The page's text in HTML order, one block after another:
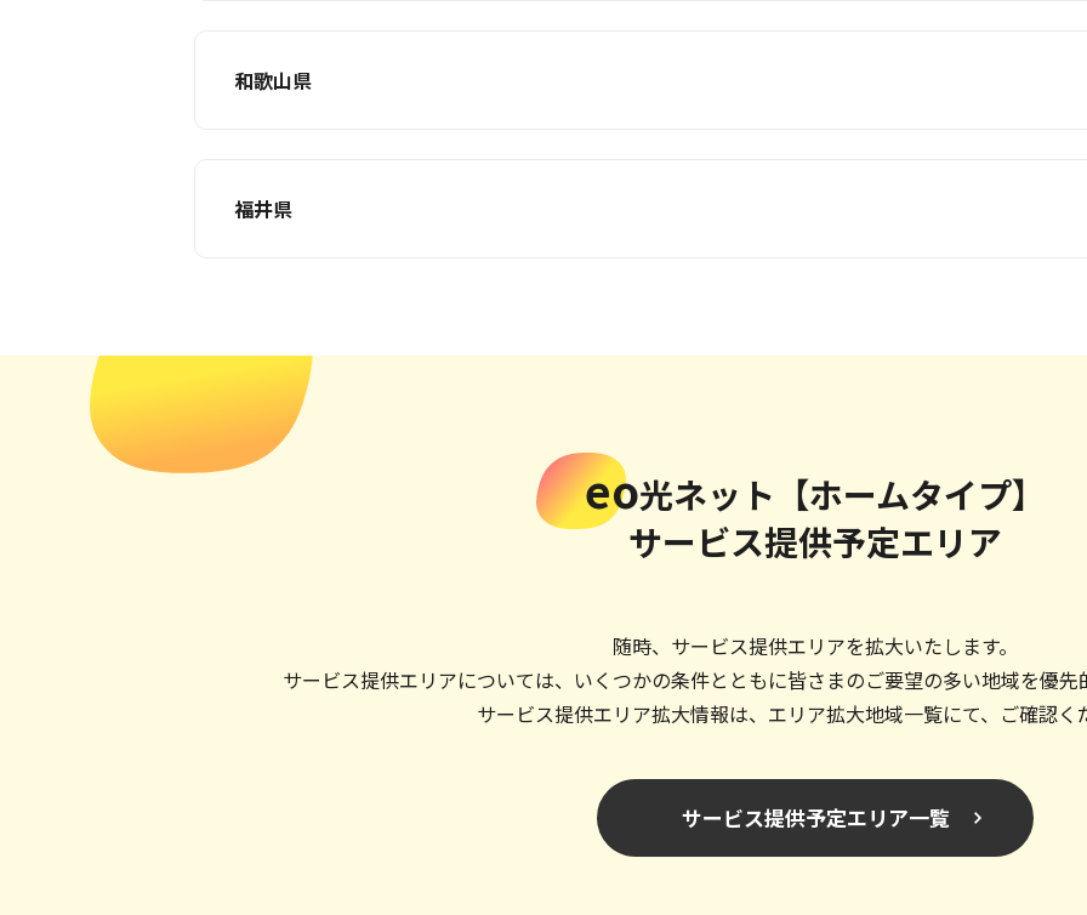
和歌山県
福井県
eo光ネット【ホームタイプ】
サービス提供予定エリア
随時、サービス提供エリアを拡大いたします。
サービス提供エリアについては、いくつかの条件とともに皆さまのご要望の多い地域を優先
サービス提供エリア拡大情報は、エリア拡大地域一覧にて、ご確認く
サービス提供予定エリア一覧